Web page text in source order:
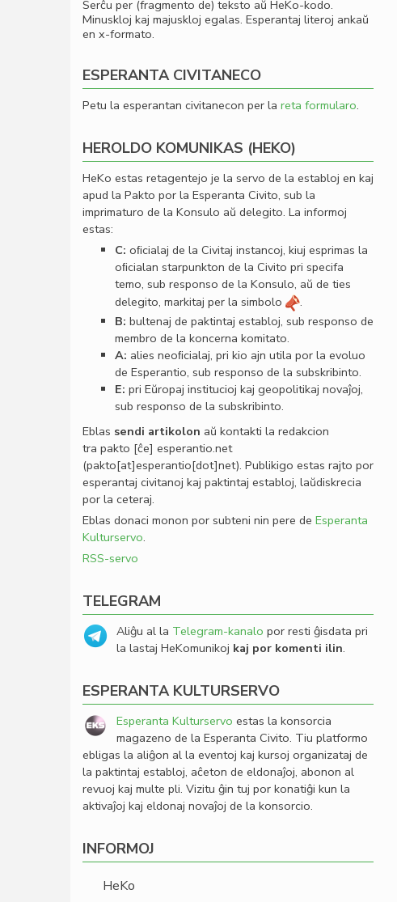
Serĉu per (fragmento de) teksto aŭ HeKo-kodo.
Minuskloj kaj majuskloj egalas. Esperantaj literoj ankaŭ
en x-formato.
ESPERANTA CIVITANECO
Petu la esperantan civitanecon per la reta formularo.
HEROLDO KOMUNIKAS (HEKO)
HeKo estas retagentejo je la servo de la establoj en kaj
apud la Pakto por la Esperanta Civito, sub la
imprimaturo de la Konsulo aŭ delegito. La informoj
estas:
C: oﬁcialaj de la Civitaj instancoj, kiuj esprimas la
oﬁcialan starpunkton de la Civito pri specifa
temo, sub responso de la Konsulo, aŭ de ties
delegito, markitaj per la simbolo
.
B: bultenaj de paktintaj establoj, sub responso de
membro de la koncerna komitato.
A: alies neoﬁcialaj, pri kio ajn utila por la evoluo
de Esperantio, sub responso de la subskribinto.
E: pri Eŭropaj institucioj kaj geopolitikaj novaĵoj,
sub responso de la subskribinto.
Eblas sendi artikolon aŭ kontakti la redakcion
tra pakto [ĉe] esperantio.net
(pakto[at]esperantio[dot]net). Publikigo estas rajto por
esperantaj civitanoj kaj paktintaj establoj, laŭdiskrecia
por la ceteraj.
Eblas donaci monon por subteni nin pere de Esperanta
Kulturservo.
RSS-servo
TELEGRAM
Aliĝu al la Telegram-kanalo por resti ĝisdata pri
la lastaj HeKomunikoj kaj por komenti ilin.
ESPERANTA KULTURSERVO
Esperanta Kulturservo estas la konsorcia
magazeno de la Esperanta Civito. Tiu platformo
ebligas la aliĝon al la eventoj kaj kursoj organizataj de
la paktintaj establoj, aĉeton de eldonaĵoj, abonon al
revuoj kaj multe pli. Vizitu ĝin tuj por konatiĝi kun la
aktivaĵoj kaj eldonaj novaĵoj de la konsorcio.
INFORMOJ
HeKo